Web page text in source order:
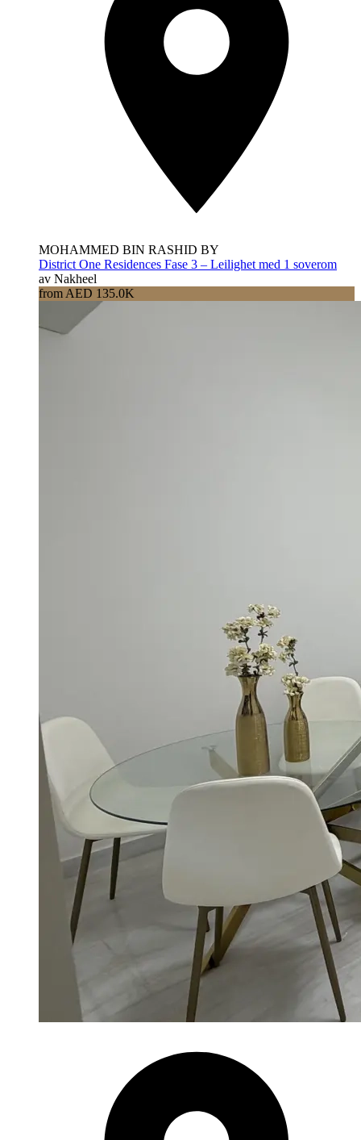
MOHAMMED BIN RASHID BY
District One Residences Fase 3 – Leilighet med 1 soverom
av Nakheel
from AED 135.0K